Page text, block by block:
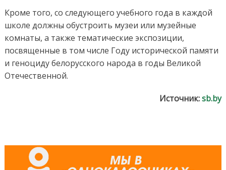
Кроме того, со следующего учебного года в каждой
школе должны обустроить музеи или музейные
комнаты, а также тематические экспозиции,
посвященные в том числе Году исторической памяти
и геноциду белорусского народа в годы Великой
Отечественной.
Источник:sb.by